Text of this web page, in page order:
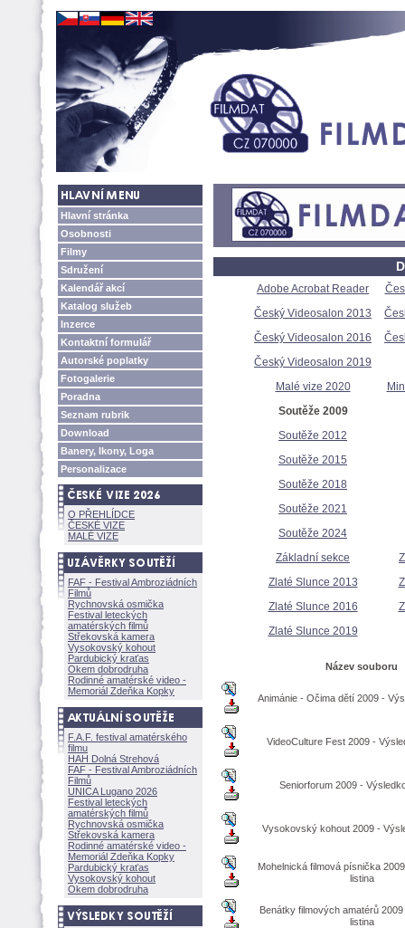
Hlavní stránka
Osobnosti
Filmy
Sdružení
Kalendář akcí
Katalog služeb
Inzerce
Kontaktní formulář
Autorské poplatky
Fotogalerie
Poradna
Seznam rubrik
Download
Banery, Ikony, Loga
Personalizace
O PŘEHLÍDCE
ČESKÉ VIZE
MALÉ VIZE
FAF - Festival Ambroziádních
Filmů
Rychnovská osmička
Festival leteckých
amatérských filmů
Střekovská kamera
Vysokovský kohout
Pardubický kraťas
Okem dobrodruha
Rodinné amatérské video -
Memoriál Zdeňka Kopky
F.A.F. festival amatérského
filmu
HAH Dolná Strehov
FAF - Festival Ambroziádních
Filmů
UNICA Lugano 2026
Festival leteckých
amatérských filmů
Rychnovská osmička
Střekovská kamera
Rodinné amatérské video -
Memoriál Zdeňka Kopky
Pardubický kraťas
Vysokovský kohout
Okem dobrodruha
Adobe Acrobat Reader
Český Videosalon 2013
Český Videosalon 2016
Český Videosalon 2019
Malé vize 2020
Soutěže 2009
Soutěže 2012
Soutěže 2015
Soutěže 2018
Soutěže 2021
Soutěže 2024
Základní sekce
Zlaté Slunce 2013
Zlaté Slunce 2016
Zlaté Slunce 2019
Název souboru
Animánie - Očima dětí 2009 -
VideoCulture Fest 2009 -
Seniorforum 2009 -
Vysokovský kohout 2009 -
Mohelnická filmová písnička
listina
Benátky filmových amatérů
listina